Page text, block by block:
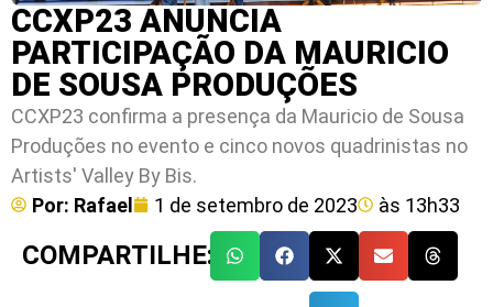
CCXP23 ANUNCIA
PARTICIPAÇÃO DA MAURICIO
DE SOUSA PRODUÇÕES
CCXP23 confirma a presença da Mauricio de Sousa
Produções no evento e cinco novos quadrinistas no
Artists' Valley By Bis.
Por: Rafael 1 de setembro de 2023 às 13h33
COMPARTILHE: